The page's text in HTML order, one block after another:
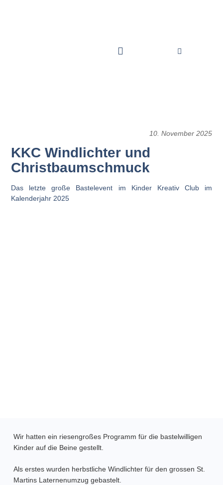
10. November 2025
KKC Windlichter und
Christbaumschmuck
Das letzte große Bastelevent im Kinder Kreativ Club im
Kalenderjahr 2025
Wir hatten ein riesengroßes Programm für die bastelwilligen
Kinder auf die Beine gestellt.
Als erstes wurden herbstliche Windlichter für den grossen St.
Martins Laternenumzug gebastelt.